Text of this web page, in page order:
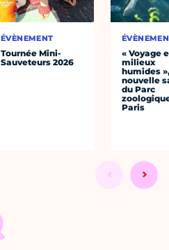
ÉVÈNEMENT
Tournée Mini-
Sauveteurs 2026
« Voyage
milieux
humides
nouvelle
du Parc
Paris